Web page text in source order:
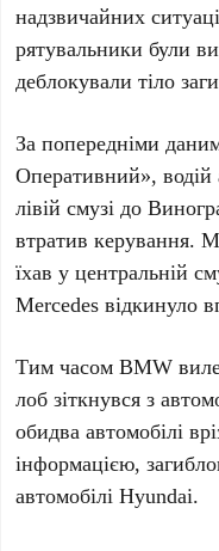
надзвичайних
рятувальники були
деблокували тіло
За попередніми
Оперативний», водій
лівій смузі до
втратив керування.
їхав у центральній
Mercedes відкинуло
Тим часомBMW
лоб зіткнувся з
обидва автомобілі
інформацією,
автомобіліHyundai.